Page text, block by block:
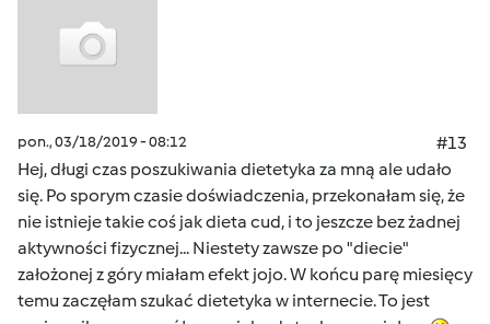
pon., 03/18/2019 - 08:12
#13
Hej, długi czas poszukiwania dietetyka za mną ale udało
się. Po sporym czasie doświadczenia, przekonałam się, że
nie istnieje takie coś jak dieta cud, i to jeszcze bez żadnej
aktywności fizycznej... Niestety zawsze po "diecie"
założonej z góry miałam efekt jojo. W końcu parę miesięcy
temu zaczęłam szukać dietetyka w internecie. To jest